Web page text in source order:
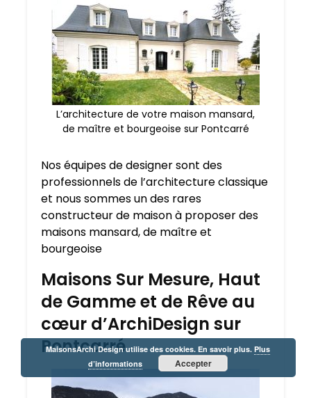
L’architecture de votre maison mansard,
de maître et bourgeoise sur Pontcarré
Nos équipes de designer sont des
professionnels de l’architecture classique
et nous sommes un des rares
constructeur de maison à proposer des
maisons mansard, de maître et
bourgeoise
Maisons Sur Mesure, Haut
de Gamme et de Rêve au
cœur d’ArchiDesign sur
Pontcarré
MaisonsArchi Design utilise des cookies. En savoir plus.Plus
d’informations
Accepter